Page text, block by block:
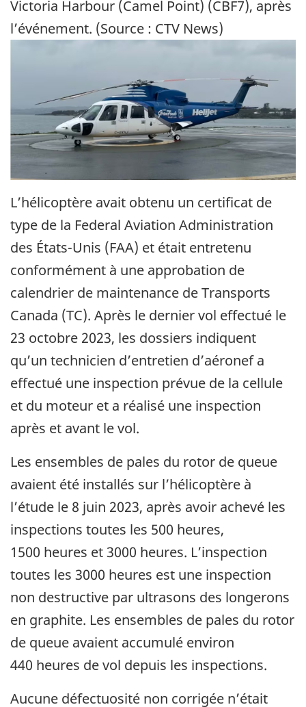
Victoria Harbour (Camel Point) (CBF7), après
l’événement. (Source : CTV News)
L’hélicoptère avait obtenu un certificat de
type de la Federal Aviation Administration
des États-Unis (FAA) et était entretenu
conformément à une approbation de
calendrier de maintenance de Transports
Canada (TC). Après le dernier vol effectué le
23 octobre 2023, les dossiers indiquent
qu’un technicien d’entretien d’aéronef a
effectué une inspection prévue de la cellule
et du moteur et a réalisé une inspection
après et avant le vol.
Les ensembles de pales du rotor de queue
avaient été installés sur l’hélicoptère à
l’étude le 8 juin 2023, après avoir achevé les
inspections toutes les 500 heures,
1500 heures et 3000 heures. L’inspection
toutes les 3000 heures est une inspection
non destructive par ultrasons des longerons
en graphite. Les ensembles de pales du rotor
de queue avaient accumulé environ
440 heures de vol depuis les inspections.
Aucune défectuosité non corrigée n’était